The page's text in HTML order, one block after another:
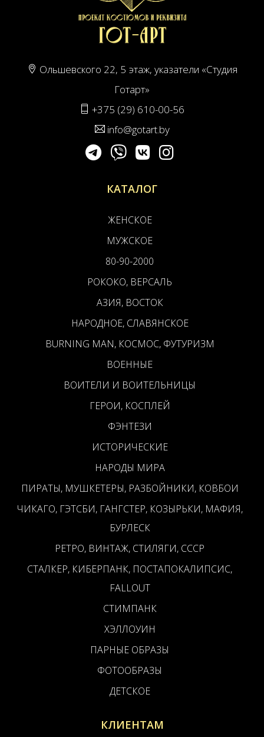
Ольшевского 22, 5 этаж, указатели «Студия
Готарт»
+375 (29) 610-00-56
info@gotart.by
КАТАЛОГ
ЖЕНСКОЕ
МУЖСКОЕ
80-90-2000
РОКОКО, ВЕРСАЛЬ
АЗИЯ, ВОСТОК
НАРОДНОЕ, СЛАВЯНСКОЕ
BURNING MAN, КОСМОС, ФУТУРИЗМ
ВОЕННЫЕ
ВОИТЕЛИ И ВОИТЕЛЬНИЦЫ
ГЕРОИ, КОСПЛЕЙ
ФЭНТЕЗИ
ИСТОРИЧЕСКИЕ
НАРОДЫ МИРА
ПИРАТЫ, МУШКЕТЕРЫ, РАЗБОЙНИКИ, КОВБОИ
ЧИКАГО, ГЭТСБИ, ГАНГСТЕР, КОЗЫРЬКИ, МАФИЯ,
БУРЛЕСК
РЕТРО, ВИНТАЖ, СТИЛЯГИ, СССР
СТАЛКЕР, КИБЕРПАНК, ПОСТАПОКАЛИПСИС,
FALLOUT
СТИМПАНК
ХЭЛЛОУИН
ПАРНЫЕ ОБРАЗЫ
ФОТООБРАЗЫ
ДЕТСКОЕ
КЛИЕНТАМ